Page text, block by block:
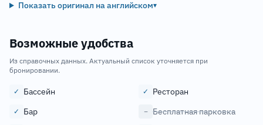
Показать оригинал на английском▾
Возможные удобства
Из справочных данных. Актуальный список уточняется при
бронировании.
✓ Бассейн ✓ Ресторан
✓ Бар − Бесплатная парковка